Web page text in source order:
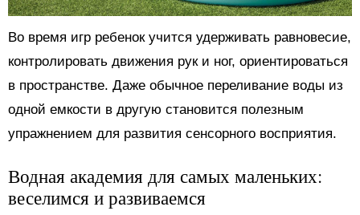
Во время игр ребенок учится удерживать равновесие,
контролировать движения рук и ног, ориентироваться
в пространстве. Даже обычное переливание воды из
одной емкости в другую становится полезным
упражнением для развития сенсорного восприятия.
Водная академия для самых маленьких:
веселимся и развиваемся